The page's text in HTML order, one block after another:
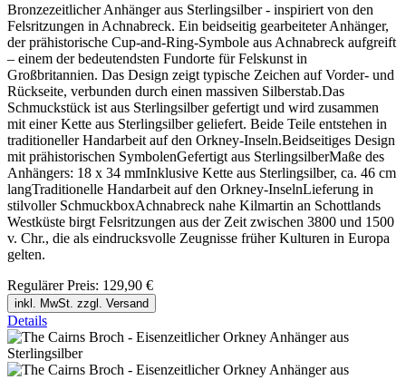
Bronzezeitlicher Anhänger aus Sterlingsilber - inspiriert von den
Felsritzungen in Achnabreck. Ein beidseitig gearbeiteter Anhänger,
der prähistorische Cup-and-Ring-Symbole aus Achnabreck aufgreift
– einem der bedeutendsten Fundorte für Felskunst in
Großbritannien. Das Design zeigt typische Zeichen auf Vorder- und
Rückseite, verbunden durch einen massiven Silberstab.Das
Schmuckstück ist aus Sterlingsilber gefertigt und wird zusammen
mit einer Kette aus Sterlingsilber geliefert. Beide Teile entstehen in
traditioneller Handarbeit auf den Orkney-Inseln.Beidseitiges Design
mit prähistorischen SymbolenGefertigt aus SterlingsilberMaße des
Anhängers: 18 x 34 mmInklusive Kette aus Sterlingsilber, ca. 46 cm
langTraditionelle Handarbeit auf den Orkney-InselnLieferung in
stilvoller SchmuckboxAchnabreck nahe Kilmartin an Schottlands
Westküste birgt Felsritzungen aus der Zeit zwischen 3800 und 1500
v. Chr., die als eindrucksvolle Zeugnisse früher Kulturen in Europa
gelten.
Regulärer Preis: 129,90 €
inkl. MwSt. zzgl. Versand
Details